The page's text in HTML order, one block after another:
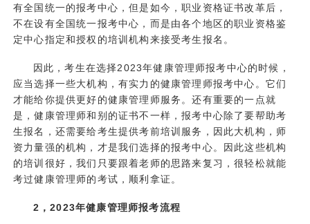
有全国统一的报考中心，但是如今，职业资格证书改革后，
不在设有全国统一报考中心，而是由各个地区的职业资格鉴
定中心指定和授权的培训机构来接受考生报名。
因此，考生在选择2023年健康管理师报考中心的时候，
应当选择一些大机构，有实力的健康管理师报考中心。它们
才能给你提供更好的健康管理师服务。还有重要的一点就
是，健康管理师和别的证书不一样，报考中心除了要帮助考
生报名，还需要给考生提供考前培训服务，因此大机构，师
资力量强的机构，才是我们选择的报考中心。因此这些机构
的培训很好，我们只要跟着老师的思路来复习，很轻松就能
考过健康管理师的考试，顺利拿证。
2，2023年健康管理师报考流程